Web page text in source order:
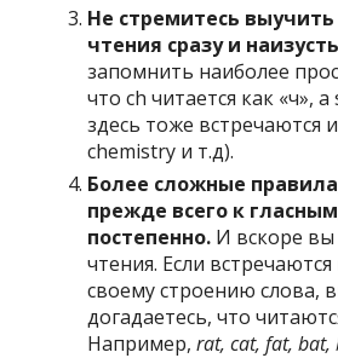
Не стремитесь
чтения сразу и
запомнить наиболее
что ch читается как «ч»,
здесь тоже встречаются
chemistry и т.д).
Более сложные
прежде всего к
постепенно. И вскоре
чтения. Если
своему строению слова,
догадаетесь, что
Например,rat, cat, fat, bat,